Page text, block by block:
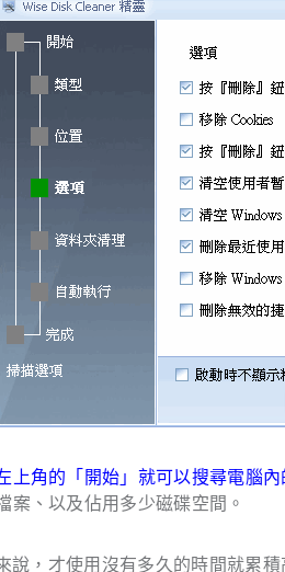
上角的「開始」就可以搜尋電腦
案、以及佔用多少磁碟空間。
說，才使用沒有多久的時間就累